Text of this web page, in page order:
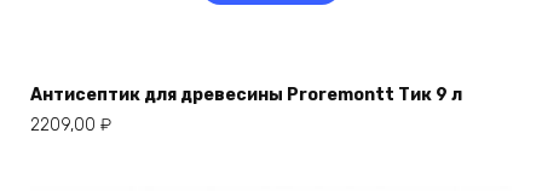
Антисептик для древесины Proremontt Тик 9 л
2209,00 ₽